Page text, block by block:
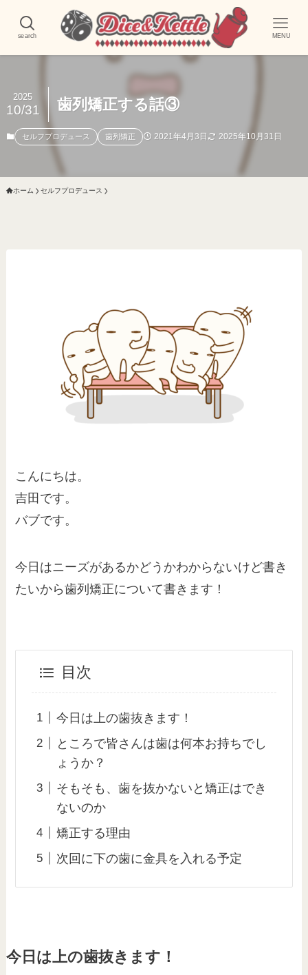
search MENU
歯列矯正する話③
2025
10/31
セルフプロデュース 歯列矯正 2021年4月3日 2025年10月31日
ホーム セルフプロデュース
こんにちは。
吉田です。
バブです。
今日はニーズがあるかどうかわからないけど書き
たいから歯列矯正について書きます！
目次
今日は上の歯抜きます！
ところで皆さんは歯は何本お持ちでし
ょうか？
そもそも、歯を抜かないと矯正はでき
ないのか
矯正する理由
次回に下の歯に金具を入れる予定
今日は上の歯抜きます！